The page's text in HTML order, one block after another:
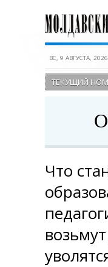
ВС, 9 АВГУСТА, 2026
ТЕКУЩИЙ
Что